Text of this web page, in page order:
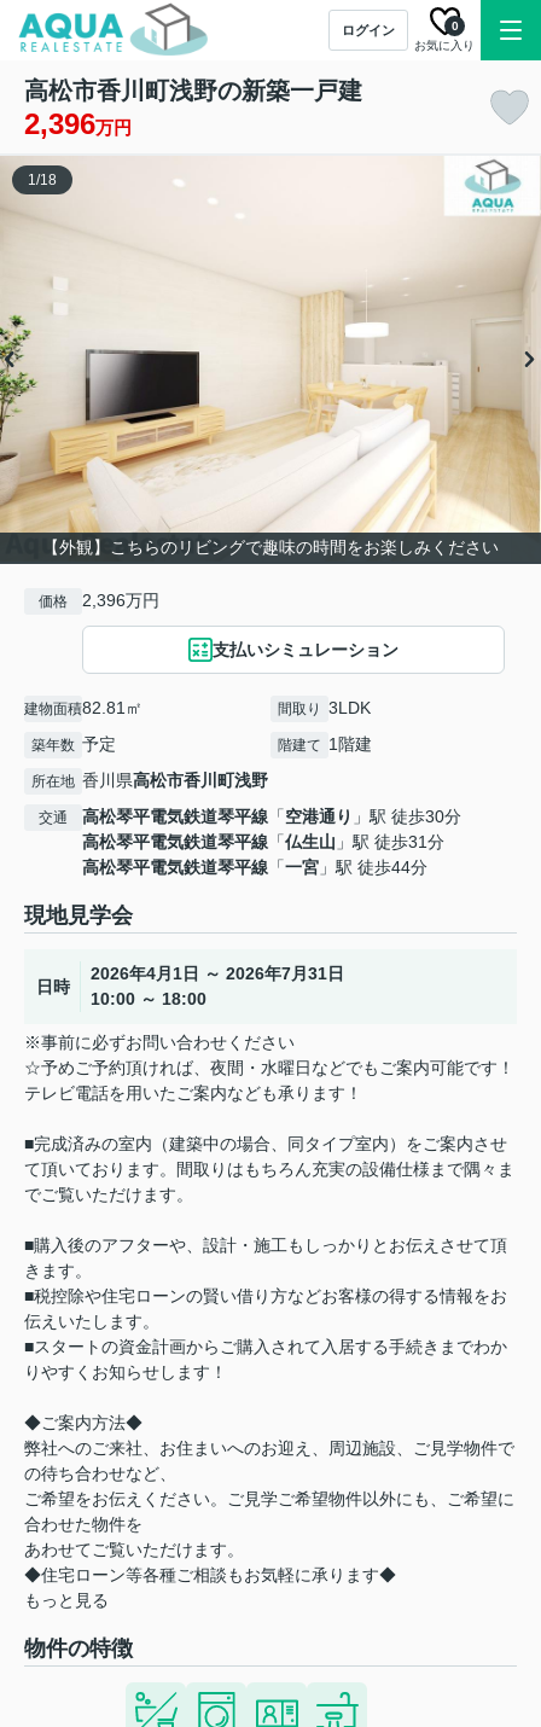
ログイン
お気に入り
0
高松市香川町浅野の新築一戸建
2,396万円
【外観】こちらのリビングで趣味の時間をお楽しみください
1/18
価格 2,396万円
支払いシミュレーション
建物面積82.81㎡ 間取り 3LDK
築年数 予定 階建て 1階建
所在地 香川県高松市香川町浅野
交通 高松琴平電気鉄道琴平線 「空港通り 」駅 徒歩30分
高松琴平電気鉄道琴平線 「仏生山 」駅 徒歩31分
高松琴平電気鉄道琴平線 「一宮 」駅 徒歩44分
現地見学会
日時
2026年4月1日 ～ 2026年7月31日
10:00 ～ 18:00
※事前に必ずお問い合わせください
☆予めご予約頂ければ、夜間・水曜日などでもご案内可能です！
テレビ電話を用いたご案内なども承ります！
■完成済みの室内（建築中の場合、同タイプ室内）をご案内させ
て頂いております。間取りはもちろん充実の設備仕様まで隅々ま
でご覧いただけます。
■購入後のアフターや、設計・施工もしっかりとお伝えさせて頂
きます。
■税控除や住宅ローンの賢い借り方などお客様の得する情報をお
伝えいたします。
■スタートの資金計画からご購入されて入居する手続きまでわか
りやすくお知らせします！
◆ご案内方法◆
弊社へのご来社、お住まいへのお迎え、周辺施設、ご見学物件で
の待ち合わせなど、
ご希望をお伝えください。ご見学ご希望物件以外にも、ご希望に
合わせた物件を
あわせてご覧いただけます。
◆住宅ローン等各種ご相談もお気軽に承ります◆
もっと見る
物件の特徴